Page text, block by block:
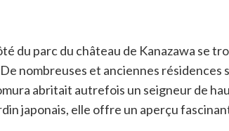
du parc du château de Kanazawa se
nombreuses et anciennes résidences
abritait autrefois un seigneur de
japonais, elle offre un aperçu